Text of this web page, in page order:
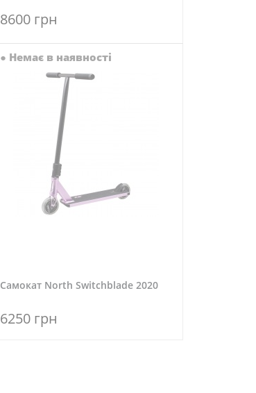
8600 грн
● Немає в наявності
Самокат North Switchblade 2020
6250 грн